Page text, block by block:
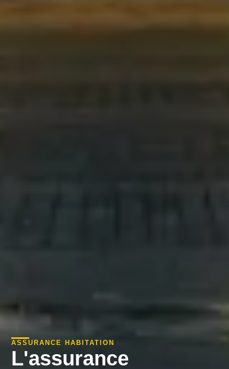
ASSURANCE HABITATION
L'assurance